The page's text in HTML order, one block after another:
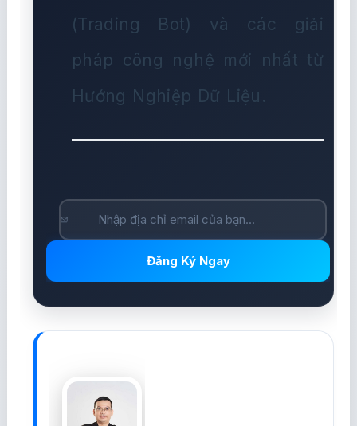
(Trading Bot) và các giải
pháp công nghệ mới nhất từ
Hướng Nghiệp Dữ Liệu.
Đăng Ký Ngay